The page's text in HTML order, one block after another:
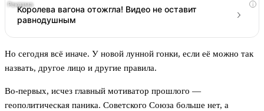
i
Королева вагона отожгла! Видео не оставит
равнодушным
Но сегодня всё иначе. У новой лунной гонки, если её можно так
назвать, другое лицо и другие правила.
Во-первых, исчез главный мотиватор прошлого —
геополитическая паника. Советского Союза больше нет, а